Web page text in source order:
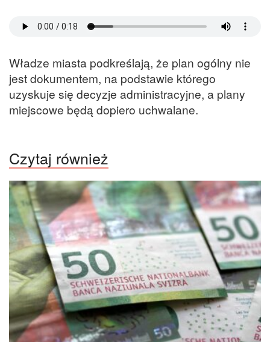
Władze miasta podkreślają, że plan ogólny nie
jest dokumentem, na podstawie którego
uzyskuje się decyzje administracyjne, a plany
miejscowe będą dopiero uchwalane.
Czytaj również